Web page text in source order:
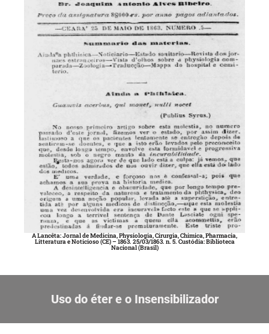
A Lancêta: Jornal de Medicina, Physiologia, Cirurgia, Chimica, Pharmacia,
Litteratura e Noticioso (CE) – 1863. 25/03/1863. n. 5. Custódia: Biblioteca
Nacional (Brasil)
Uso do éter e o Insensibilizador